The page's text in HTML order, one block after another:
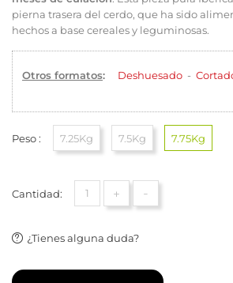
pierna trasera del cerdo, que ha sido
hechos a base cereales y leguminosas.
Otros formatos: Deshuesado -
Peso : 7.25Kg 7.5Kg 7.75Kg
Cantidad: + -
¿Tienes alguna duda?